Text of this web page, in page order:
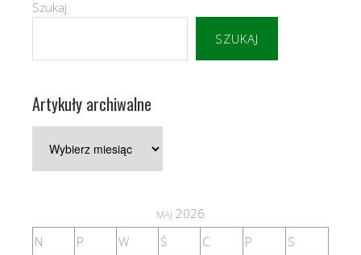
Szukaj
SZUKAJ
Artykuły archiwalne
archiwalne
maj 2026
N
P W Ś C P
S